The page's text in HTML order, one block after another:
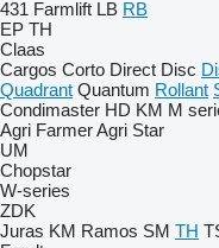
431 Farmlift LB RB
EP TH
Claas
Cargos Corto Direct Disc
Quadrant Quantum Rollant
Condimaster HD KM M
Agri FarmerAgri Star
UM
Chopstar
W-series
ZDK
Juras KM Ramos SM TH